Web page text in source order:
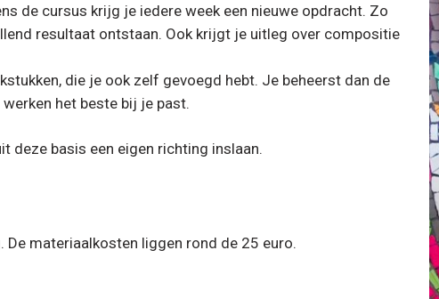
de cursus krijg je iedere week een nieuwe opdracht. Zo
resultaat ontstaan. Ook krijgt je uitleg over com­positie
die je ook zelf gevoegd hebt. Je beheerst dan de
het beste bij je past.
deze basis een eigen richting inslaan.
materiaalkosten liggen rond de 25 euro.